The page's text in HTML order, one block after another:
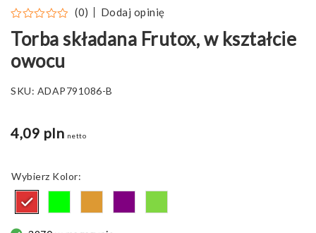
(0) Dodaj opinię
Torba składana Frutox, w kształcie
owocu
SKU: ADAP791086-B
4,09 pln netto
Kolor